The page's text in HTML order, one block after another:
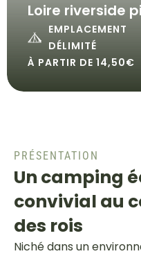
Loire riverside
EMPLACEMENT
DÉLIMITÉ
À PARTIR DE 14,50€
PRÉSENTATION
Un camping
convivial au
des rois
Niché dans un